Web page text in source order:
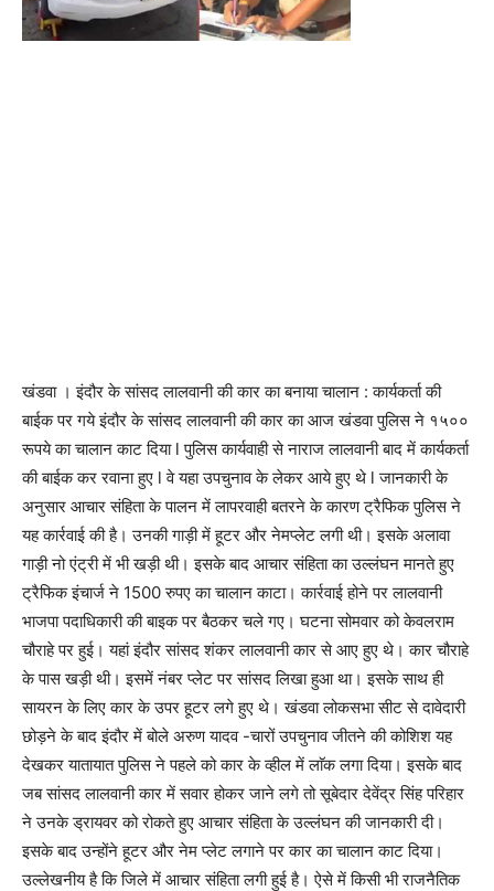
खंडवा । इंदौर के सांसद लालवानी की कार का बनाया चालान : कार्यकर्ता की
बाईक पर गये इंदौर के सांसद लालवानी की कार का आज खंडवा पुलिस ने १५००
रूपये का चालान काट दिया l पुलिस कार्यवाही से नाराज लालवानी बाद में कार्यकर्ता
की बाईक कर रवाना हुए l वे यहा उपचुनाव के लेकर आये हुए थे l जानकारी के
अनुसार आचार संहिता के पालन में लापरवाही बतरने के कारण ट्रैफिक पुलिस ने
यह कार्रवाई की है। उनकी गाड़ी में हूटर और नेमप्लेट लगी थी। इसके अलावा
गाड़ी नो एंट्री में भी खड़ी थी। इसके बाद आचार संहिता का उल्लंघन मानते हुए
ट्रैफिक इंचार्ज ने 1500 रुपए का चालान काटा। कार्रवाई होने पर लालवानी
भाजपा पदाधिकारी की बाइक पर बैठकर चले गए। घटना सोमवार को केवलराम
चौराहे पर हुई। यहां इंदौर सांसद शंकर लालवानी कार से आए हुए थे। कार चौराहे
के पास खड़ी थी। इसमें नंबर प्लेट पर सांसद लिखा हुआ था। इसके साथ ही
सायरन के लिए कार के उपर हूटर लगे हुए थे। खंडवा लोकसभा सीट से दावेदारी
छोड़ने के बाद इंदौर में बोले अरुण यादव -चारों उपचुनाव जीतने की कोशिश यह
देखकर यातायात पुलिस ने पहले को कार के व्हील में लाॅक लगा दिया। इसके बाद
जब सांसद लालवानी कार में सवार होकर जाने लगे तो सूबेदार देवेंद्र सिंह परिहार
ने उनके ड्रायवर को रोकते हुए आचार संहिता के उल्लंघन की जानकारी दी।
इसके बाद उन्होंने हूटर और नेम प्लेट लगाने पर कार का चालान काट दिया।
उल्लेखनीय है कि जिले में आचार संहिता लगी हुई है। ऐसे में किसी भी राजनैतिक